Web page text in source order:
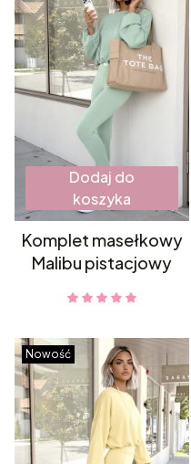
Dodaj do
koszyka
Komplet masełkowy
Malibu pistacjowy
Nowość